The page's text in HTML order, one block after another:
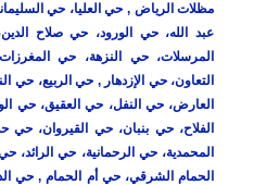
مظلات الرياض , حي العليا، حي
عبد الله، حي الورود، حي صلاح
المرسلات، حي النزهة، حي
التعاون، حي الإزدهار , حي الربيع،
العارض، حي النفل، حي العقيق، حي
الفلاح، حي بنبان، حي القيروان،
المحمدية، حي الرحمانية، حي الرائد،
الحمام الشرقي، حي أم الحمام , حي